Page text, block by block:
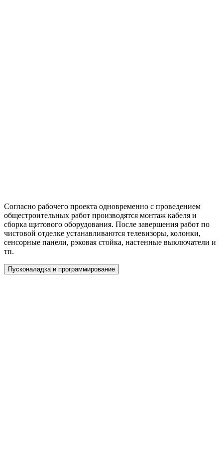
Согласно рабочего проекта одновременно с проведением
общестроительных работ производятся монтаж кабеля и
сборка щитового оборудования. После завершения работ по
чистовой отделке устанавливаются телевизоры, колонки,
сенсорные панели, рэковая стойка, настенные выключатели и
тп.
Пусконаладка и программирование